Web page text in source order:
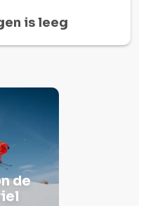
is leeg
de